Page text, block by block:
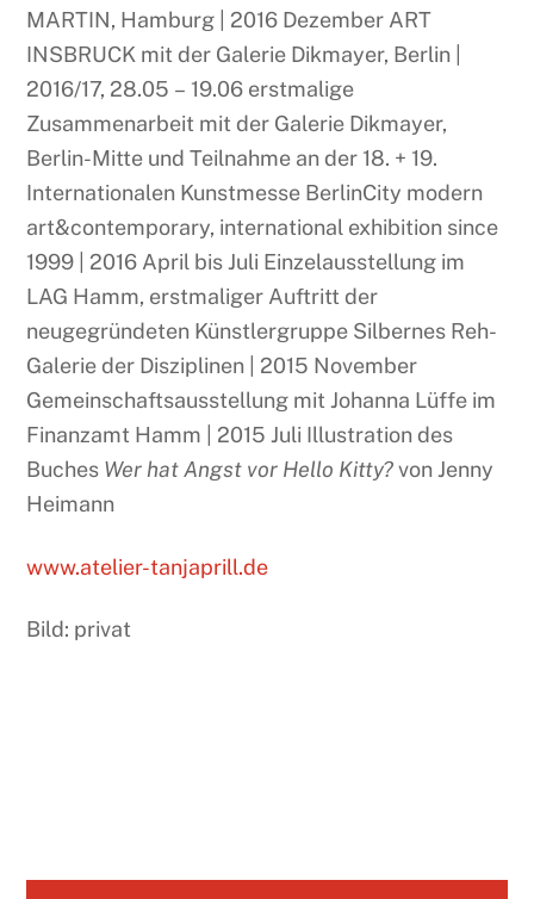
MARTIN, Hamburg | 2016 Dezember ART
INSBRUCK mit der Galerie Dikmayer, Berlin |
2016/17, 28.05 – 19.06 erstmalige
Zusammenarbeit mit der Galerie Dikmayer,
Berlin-Mitte und Teilnahme an der 18. + 19.
Internationalen Kunstmesse BerlinCity modern
art&contemporary, international exhibition since
1999 | 2016 April bis Juli Einzelausstellung im
LAG Hamm, erstmaliger Auftritt der
neugegründeten Künstlergruppe Silbernes Reh-
Galerie der Disziplinen | 2015 November
Gemeinschaftsausstellung mit Johanna Lüffe im
Finanzamt Hamm | 2015 Juli Illustration des
Buches Wer hat Angst vor Hello Kitty?von Jenny
Heimann
www.atelier-tanjaprill.de
Bild: privat